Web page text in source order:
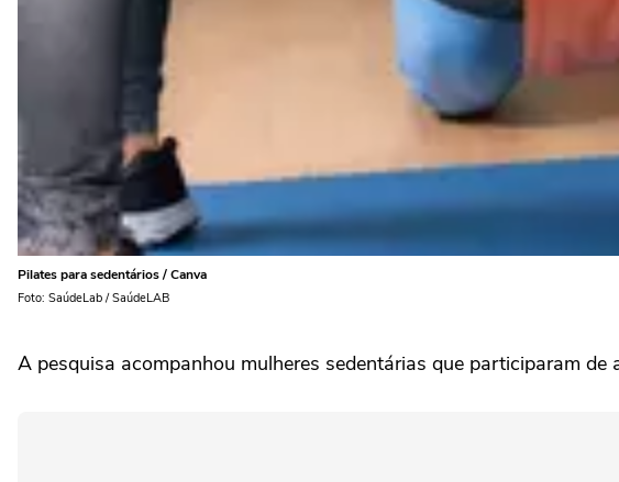
Pilates para sedentários / Canva
Foto: SaúdeLab / SaúdeLAB
A pesquisa acompanhou mulheres sedentárias que participaram de